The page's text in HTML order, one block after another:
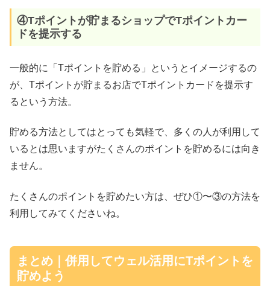
④Tポイントが貯まるショップでTポイントカー
ドを提示する
一般的に「Tポイントを貯める」というとイメージするの
が、Tポイントが貯まるお店でTポイントカードを提示す
るという方法。
貯める方法としてはとっても気軽で、多くの人が利用して
いるとは思いますがたくさんのポイントを貯めるには向き
ません。
たくさんのポイントを貯めたい方は、ぜひ①〜③の方法を
利用してみてくださいね。
まとめ｜併用してウェル活用にTポイントを
貯めよう